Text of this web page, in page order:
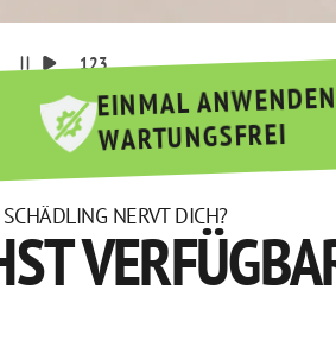
123
EINMAL
NERVT DICH?